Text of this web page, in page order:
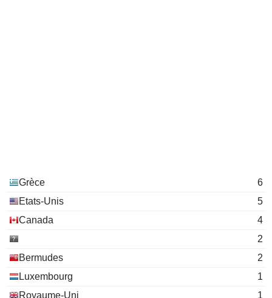
Grèce
6
Etats-Unis
5
Canada
4
2
Bermudes
2
Luxembourg
1
Royaume-Uni
1